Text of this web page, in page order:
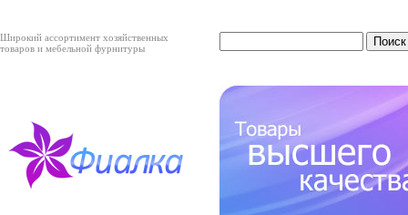
Широкий ассортимент хозяйственных
товаров и мебельной фурнитуры